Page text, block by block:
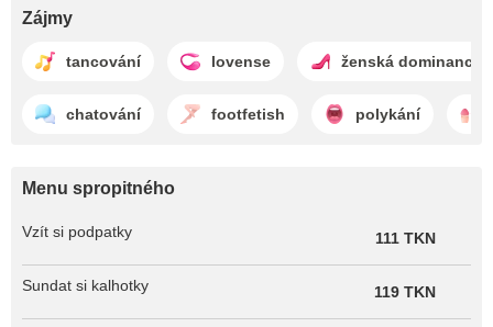
Zájmy
tancování lovense ženská dominance
chatování footfetish polykání
Menu spropitného
Vzít si podpatky 111 TKN
Sundat si kalhotky 119 TKN